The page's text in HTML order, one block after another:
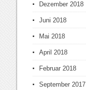
Dezember 2018
Juni 2018
Mai 2018
April 2018
Februar 2018
September 2017